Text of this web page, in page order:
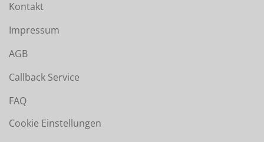
Kontakt
Impressum
AGB
Callback Service
FAQ
Cookie Einstellungen